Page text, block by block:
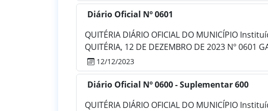
Diário Oficial Nº 0601
QUITÉRIA DIÁRIO OFICIAL DO MUNICÍPIO
QUITÉRIA, 12 DE DEZEMBRO DE 2023 Nº 0601
12/12/2023
Diário Oficial Nº 0600 - Suplementar 600
QUITÉRIA DIÁRIO OFICIAL DO MUNICÍPIO